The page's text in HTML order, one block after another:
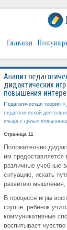
Главная
Анализ
дидактических
повышения
Педагогическая теория »
педагогической
языка с целью
Страница 11
Положительно
им предоставляется
различные учебные
ситуацию, искать
развитию мышления,
В процессе игры
группе, ребенок
коммуникативные
воспитывает